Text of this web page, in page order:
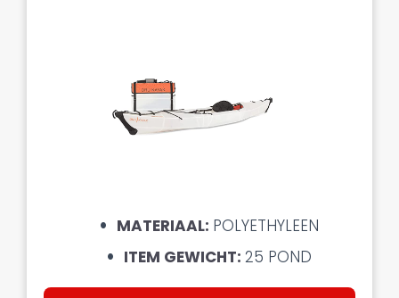
MATERIAAL: POLYETHYLEEN
ITEM GEWICHT: 25 POND